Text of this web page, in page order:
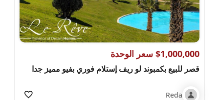
$1,000,000 سعر الوحدة
قصر للبيع بكمبوند لو ريف إستلام فوري بفيو مميز جدا
Reda